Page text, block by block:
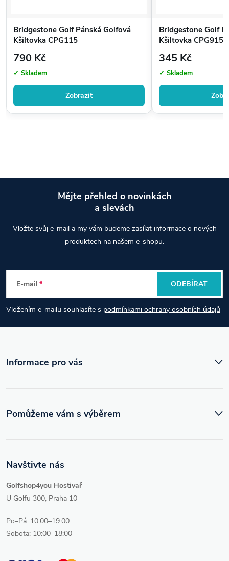
Bridgestone Golf Pánská Golfová
Kšiltovka CPG115
790 Kč
✓ Skladem
Zobrazit
Bridgestone Golf
Kšiltovka CPG915
345 Kč
✓ Skladem
p
a
t
Mějte přehled o novinkách
a slevách
Vložte svůj e-mail a my vám budeme zasílat informace o nových
produktech na našem e-shopu.
E-mail
Vložením e-mailu souhlasíte s podmínkami ochrany osobních údajů
ODEBÍRAT
Informace pro vás
Navštivte nás
Golfshop4you Hostivař
U Golfu 300, Praha 10
Po–Pá: 10:00–19:00
Sobota: 10:00–18:00
Pomůžeme vám s výběrem